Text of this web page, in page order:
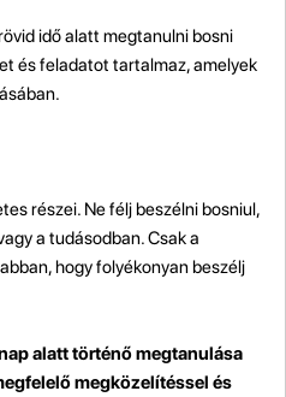
idő alatt megtanulni bosni
és feladatot tartalmaz, amelyek
részei. Ne félj beszélni bosniul,
a tudásodban. Csak a
hogy folyékonyan beszélj
alatt történő megtanulása
megközelítéssel és